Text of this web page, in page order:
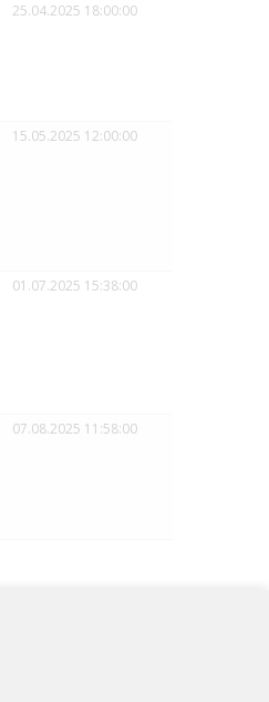
25.04.2025 18:00:00
15.05.2025 12:00:00
01.07.2025 15:38:00
07.08.2025 11:58:00